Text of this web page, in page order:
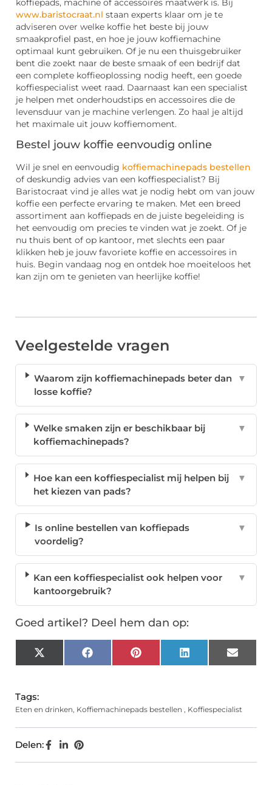
koffiepads, machine of accessoires maatwerk is. Bij
www.baristocraat.nl staan experts klaar om je te
adviseren over welke koffie het beste bij jouw
smaakprofiel past, en hoe je jouw koffiemachine
optimaal kunt gebruiken. Of je nu een thuisgebruiker
bent die zoekt naar de beste smaak of een bedrijf dat
een complete koffieoplossing nodig heeft, een goede
koffiespecialist weet raad. Daarnaast kan een specialist
je helpen met onderhoudstips en accessoires die de
levensduur van je machine verlengen. Zo haal je altijd
het maximale uit jouw koffiemoment.
Bestel jouw koffie eenvoudig online
Wil je snel en eenvoudig koffiemachinepads bestellen
of deskundig advies van een koffiespecialist? Bij
Baristocraat vind je alles wat je nodig hebt om van jouw
koffie een perfecte ervaring te maken. Met een breed
assortiment aan koffiepads en de juiste begeleiding is
het eenvoudig om precies te vinden wat je zoekt. Of je
nu thuis bent of op kantoor, met slechts een paar
klikken heb je jouw favoriete koffie en accessoires in
huis. Begin vandaag nog en ontdek hoe moeiteloos het
kan zijn om te genieten van heerlijke koffie!
Veelgestelde vragen
Waarom zijn koffiemachinepads beter dan
losse koffie?
▼
Welke smaken zijn er beschikbaar bij
koffiemachinepads?
▼
Hoe kan een koffiespecialist mij helpen bij
het kiezen van pads?
▼
Is online bestellen van koffiepads
voordelig?
▼
Kan een koffiespecialist ook helpen voor
kantoorgebruik?
▼
Goed artikel? Deel hem dan op:
X
(Twitter)
FacebookPinterest LinkedIn Email
Tags:
Eten en drinken, Koffiemachinepads bestellen , Koffiespecialist
Delen: